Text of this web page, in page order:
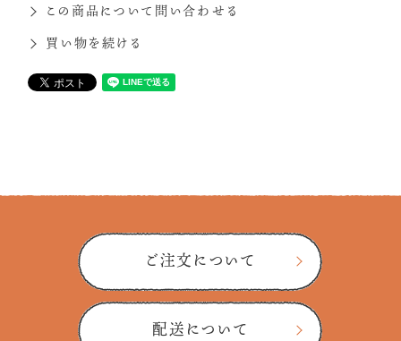
この商品について問い合わせる
買い物を続ける
ご注文について
配送について